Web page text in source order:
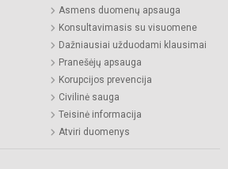
Asmens duomenų apsauga
Konsultavimasis su visuomene
Dažniausiai užduodami klausimai
Pranešėjų apsauga
Korupcijos prevencija
Civilinė sauga
Teisinė informacija
Atviri duomenys